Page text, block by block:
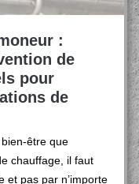
:
de
pour
de
être que
chauffage, il faut
et pas par n’importe